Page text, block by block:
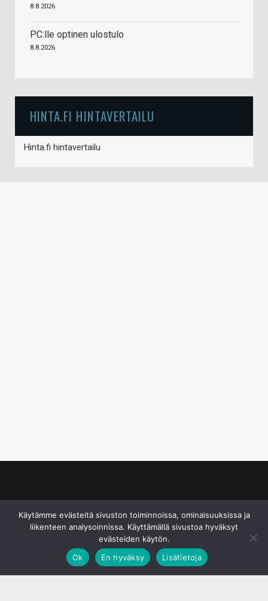
8.8.2026
PC:lle optinen ulostulo
8.8.2026
HINTA.FI HINTAVERTAILU
Hinta.fi hintavertailu
Käytämme evästeitä sivuston toiminnoissa, ominaisuuksissa ja
liikenteen analysoinnissa. Käyttämällä sivustoa hyväksyt
evästeiden käytön.
Ok
En hyväksy Lisätietoja